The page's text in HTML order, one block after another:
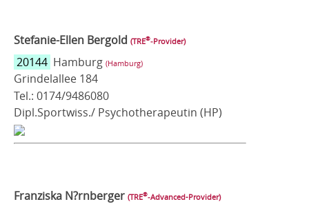
Stefanie-Ellen Bergold (TRE®‑Provider)
20144 Hamburg (Hamburg)
Grindelallee 184
Tel.: 0174/9486080
Dipl.Sportwiss./ Psychotherapeutin (HP)
Franziska N?rnberger (TRE®‑Advanced-Provider)